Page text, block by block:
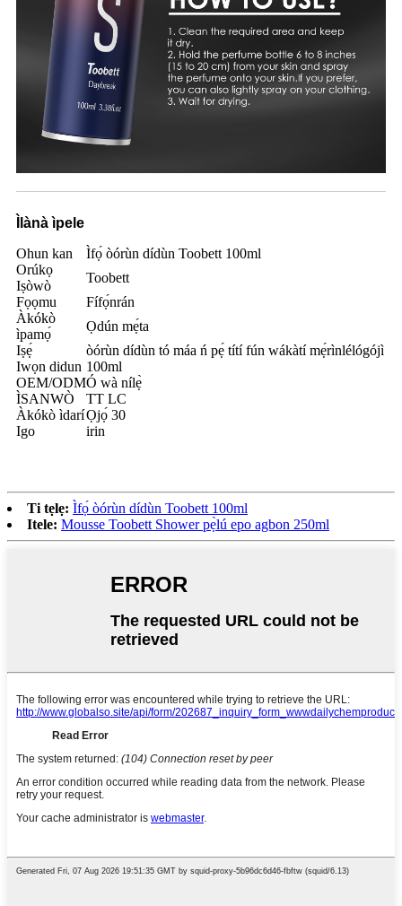
Ìlànà ìpele
Ohun kan
Ìfọ́ òórùn dídùn Toobett 100ml
Orúkọ
Iṣòwò
Toobett
Fọọmu
Fífọ́nrán
Àkókò
ìpamọ́
Ọdún mẹ́ta
Iṣẹ́
òórùn dídùn tó máa ń pẹ́ títí fún wákàtí mẹ́rìnlélógójì
Iwọn didun 100ml
OEM/ODMÓ wà nílẹ̀
ÌSANWÒ
TT LC
Àkókò ìdaríỌjọ́ 30
Igo
irin
Ti tẹlẹ: Ìfọ́ òórùn dídùn Toobett 100ml
Itele: Mousse Toobett Shower pẹ̀lú epo agbon 250ml